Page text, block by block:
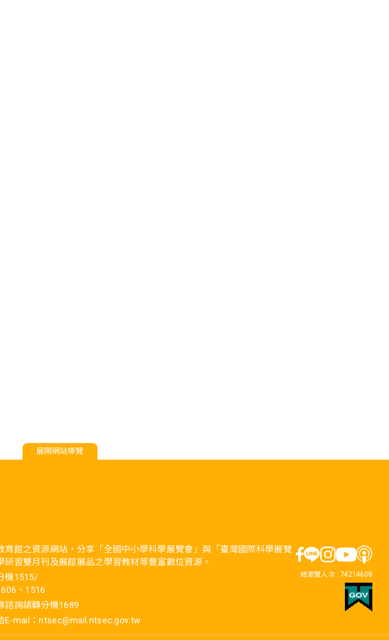
展開網站導覽
育館之資源網站，分享「全國中小學科學展覽會」與「臺灣國際科學展覽
研習雙月刊及展館展品之學習教材等豐富數位資源。
機1515/
、1516
諮詢請轉分機1689
E-mail：ntsec@mail.ntsec.gov.tw
總瀏覽人次 : 74214608